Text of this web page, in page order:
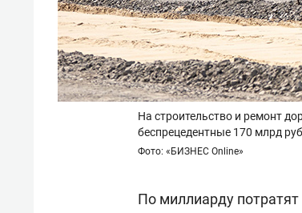
На строительство и ремонт
беспрецедентные 170 млрд
Фото: «БИЗНЕС Online»
По миллиарду